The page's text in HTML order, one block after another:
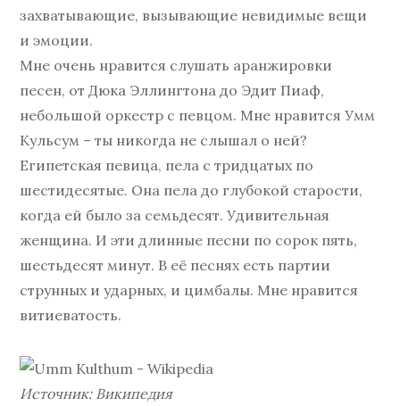
захватывающие, вызывающие невидимые вещи
и эмоции.
Мне очень нравится слушать аранжировки
песен, от Дюка Эллингтона до Эдит Пиаф,
небольшой оркестр с певцом. Мне нравится Умм
Кульсум – ты никогда не слышал о ней?
Египетская певица, пела с тридцатых по
шестидесятые. Она пела до глубокой старости,
когда ей было за семьдесят. Удивительная
женщина. И эти длинные песни по сорок пять,
шестьдесят минут. В её песнях есть партии
струнных и ударных, и цимбалы. Мне нравится
витиеватость.
Источник: Википедия